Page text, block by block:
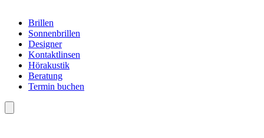
Brillen
Sonnenbrillen
Designer
Kontaktlinsen
Hörakustik
Beratung
Termin buchen